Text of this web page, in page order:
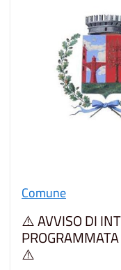
Comune
⚠️ AVVISO DI
⚠️